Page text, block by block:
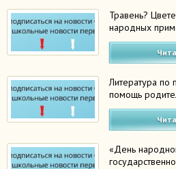
Травень?
народных
Литература по
помощь
«День